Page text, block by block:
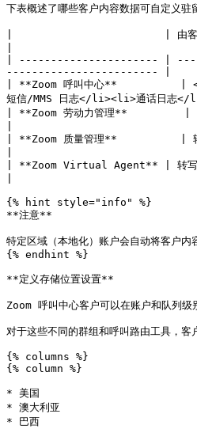
下表概述了哪些客户内容数据可自定义驻
|                        | 由客
| ---------------------- |
------------------------ |
| **Zoom 呼叫中心**          |
短信/MMS 日志</li><li>通话日志
| **Zoom 劳动力管理**
| **Zoom 质量管理**
| **Zoom Virtual
{% hint style="info" %}
**注意**
特定区域（本地化）账户会自动将客户内
{% endhint %}
**定义存储位置设置**
Zoom 呼叫中心客户可以在账户和队列级
对于这些不同的群组和呼叫路由工具，
{% columns %}
{% column %}
* 美国
* 澳大利亚
* 巴西